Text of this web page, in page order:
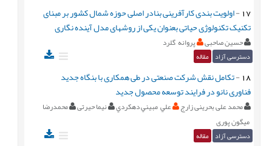
17
-اولویت بندی کارآفرینی بنادر اصلی حوزه شمال کشور بر مبنای
تکنیک تکنولوژی حیاتی بعنوان یکی از روشهای مدل آینده نگاری
حسین صاحبی پروانه گلرد
دسترسی آزاد مقاله
18
-تکامل نقش شرکت صنعتی در طی همکاری با بنگاه جدید
فناوری نانو در فرایند توسعه محصول جدید
محمد علی بحرینی زارج علي مبيني دهكردي نیما حیرتی
محمدرضا
ميگون پوری
دسترسی آزاد مقاله